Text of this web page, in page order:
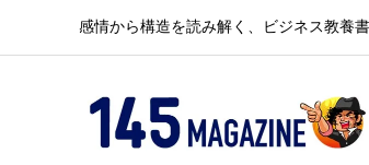
感情から構造を読み解く、ビジネス教養